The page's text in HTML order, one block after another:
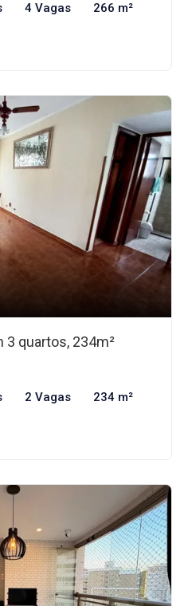
4 Vagas 266 m²
3 quartos, 234m²
2 Vagas 234 m²